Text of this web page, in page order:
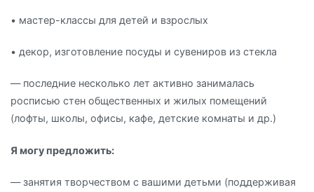
• мастер-классы для детей и взрослых
• декор, изготовление посуды и сувениров из стекла
— последние несколько лет активно занималась
росписью стен общественных и жилых помещений
(лофты, школы, офисы, кафе, детские комнаты и др.)
Я могу предложить:
— занятия творчеством с вашими детьми (поддерживая